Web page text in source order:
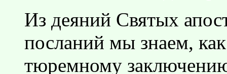
Из деяний Святых
посланий мы знаем,
тюремному